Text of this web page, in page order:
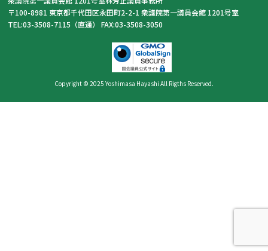
Copyright © 2025 Yoshimasa Hayashi All Rigths Reserved.
〒100-8981 東京都千代田区永田町2-2-1 衆議院第一議員会館 1201号室
TEL:03-3508-7115（直通） FAX:03-3508-3050